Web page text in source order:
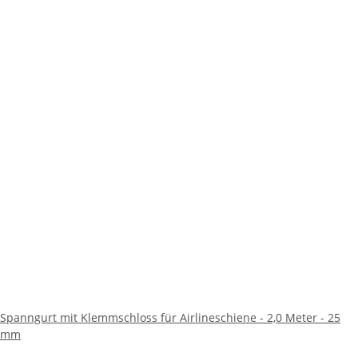
Spanngurt mit Klemmschloss für Airlineschiene - 2,0 Meter - 25
mm